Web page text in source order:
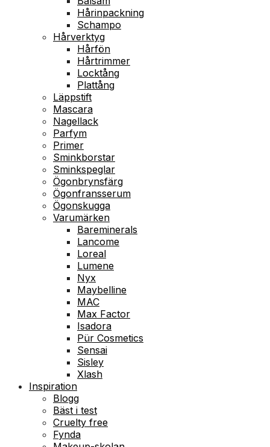
Hårinpackning
Schampo
Hårverktyg
Hårfön
Hårtrimmer
Locktång
Plattång
Läppstift
Mascara
Nagellack
Parfym
Primer
Sminkborstar
Sminkspeglar
Ögonbrynsfärg
Ögonfransserum
Ögonskugga
Varumärken
Bareminerals
Lancome
Loreal
Lumene
Nyx
Maybelline
MAC
Max Factor
Isadora
Pür Cosmetics
Sensai
Sisley
Xlash
Inspiration
Blogg
Bäst i test
Cruelty free
Fynda